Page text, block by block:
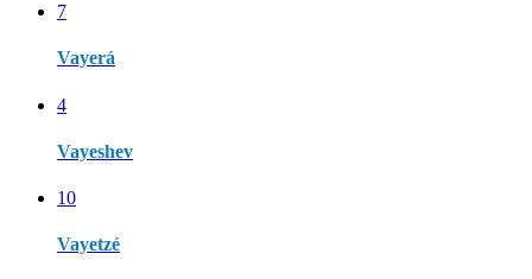
7
Vayerá
4
Vayeshev
10
Vayetzé